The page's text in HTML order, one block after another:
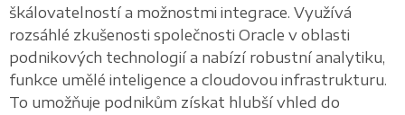
škálovatelností a možnostmi integrace. Využívá
rozsáhlé zkušenosti společnosti Oracle v oblasti
podnikových technologií a nabízí robustní analytiku,
funkce umělé inteligence a cloudovou infrastrukturu.
To umožňuje podnikům získat hlubší vhled do